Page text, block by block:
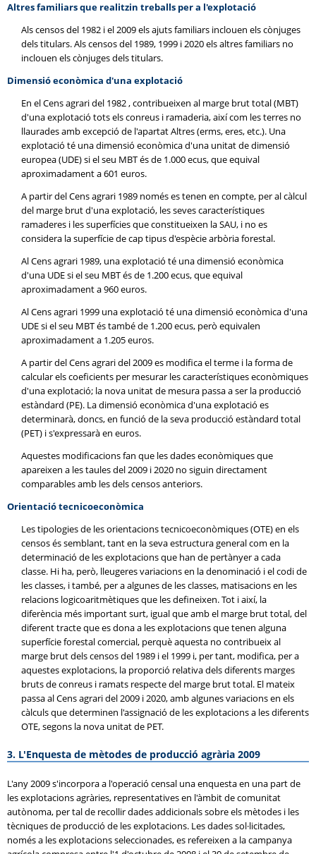
Altres familiars que realitzin treballs per a l'explotació
Als censos del 1982 i el 2009 els ajuts familiars inclouen els cònjuges
dels titulars. Als censos del 1989, 1999 i 2020 els altres familiars no
inclouen els cònjuges dels titulars.
Dimensió econòmica d'una explotació
En el Cens agrari del 1982 , contribueixen al marge brut total (MBT)
d'una explotació tots els conreus i ramaderia, així com les terres no
llaurades amb excepció de l'apartat Altres (erms, eres, etc.). Una
explotació té una dimensió econòmica d'una unitat de dimensió
europea (UDE) si el seu MBT és de 1.000 ecus, que equival
aproximadament a 601 euros.
A partir del Cens agrari 1989 només es tenen en compte, per al càlcul
del marge brut d'una explotació, les seves característiques
ramaderes i les superfícies que constitueixen la SAU, i no es
considera la superfície de cap tipus d'espècie arbòria forestal.
Al Cens agrari 1989, una explotació té una dimensió econòmica
d'una UDE si el seu MBT és de 1.200 ecus, que equival
aproximadament a 960 euros.
Al Cens agrari 1999 una explotació té una dimensió econòmica d'una
UDE si el seu MBT és també de 1.200 ecus, però equivalen
aproximadament a 1.205 euros.
A partir del Cens agrari del 2009 es modifica el terme i la forma de
calcular els coeficients per mesurar les característiques econòmiques
d'una explotació; la nova unitat de mesura passa a ser la producció
estàndard (PE). La dimensió econòmica d'una explotació es
determinarà, doncs, en funció de la seva producció estàndard total
(PET) i s'expressarà en euros.
Aquestes modificacions fan que les dades econòmiques que
apareixen a les taules del 2009 i 2020 no siguin directament
comparables amb les dels censos anteriors.
Orientació tecnicoeconòmica
Les tipologies de les orientacions tecnicoeconòmiques (OTE) en els
censos és semblant, tant en la seva estructura general com en la
determinació de les explotacions que han de pertànyer a cada
classe. Hi ha, però, lleugeres variacions en la denominació i el codi de
les classes, i també, per a algunes de les classes, matisacions en les
relacions logicoaritmètiques que les defineixen. Tot i així, la
diferència més important surt, igual que amb el marge brut total, del
diferent tracte que es dona a les explotacions que tenen alguna
superfície forestal comercial, perquè aquesta no contribueix al
marge brut dels censos del 1989 i el 1999 i, per tant, modifica, per a
aquestes explotacions, la proporció relativa dels diferents marges
bruts de conreus i ramats respecte del marge brut total. El mateix
passa al Cens agrari del 2009 i 2020, amb algunes variacions en els
càlculs que determinen l'assignació de les explotacions a les diferents
OTE, segons la nova unitat de PET.
3. L'Enquesta de mètodes de producció agrària 2009
L'any 2009 s'incorpora a l'operació censal una enquesta en una part de
les explotacions agràries, representatives en l'àmbit de comunitat
autònoma, per tal de recollir dades addicionals sobre els mètodes i les
tècniques de producció de les explotacions. Les dades sol·licitades,
només a les explotacions seleccionades, es refereixen a la campanya